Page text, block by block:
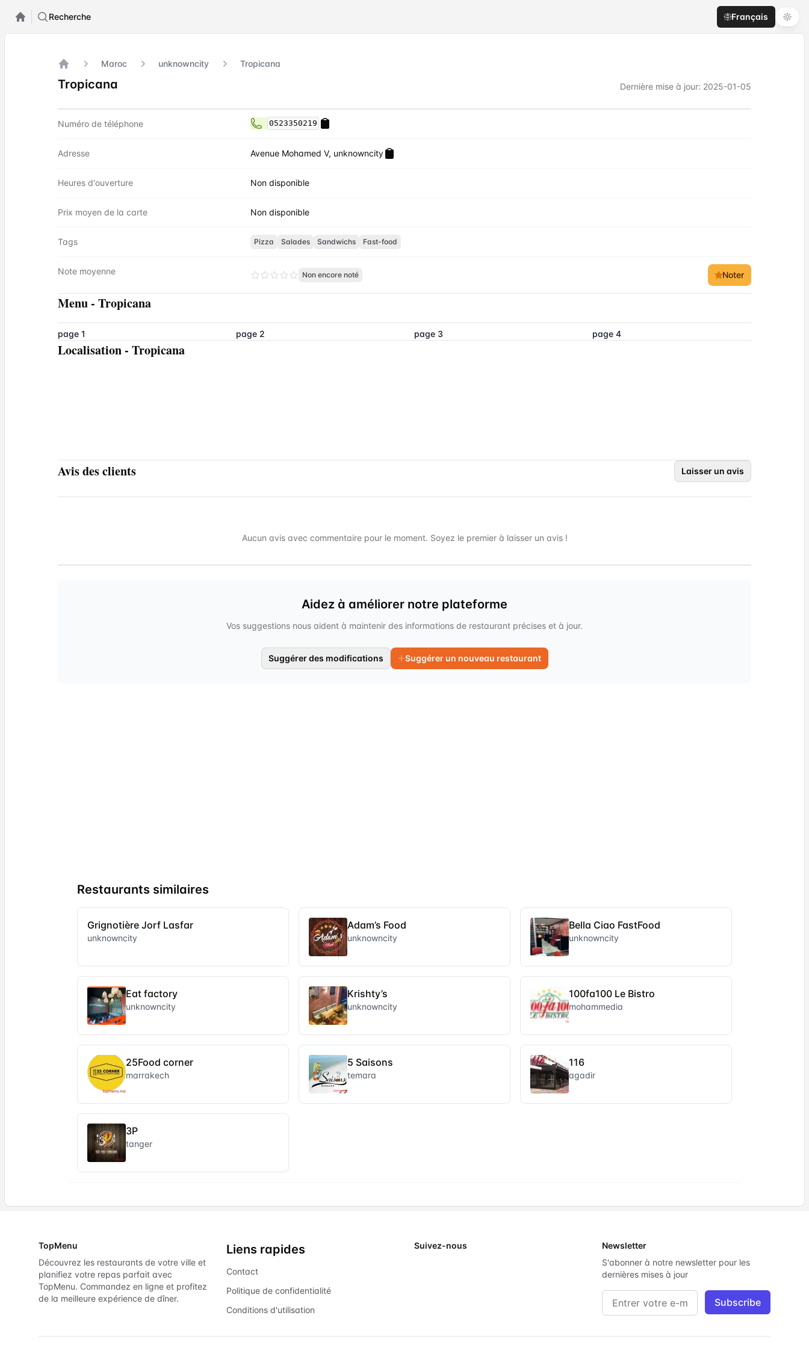
Recherche Français
Accueil
Maroc unknowncity Tropicana
Tropicana Dernière mise à jour: 2025-01-05
Contact Tropicana
Numéro de téléphone 0523350219
Adresse Avenue Mohamed V, unknowncity
Heures d'ouverture Non disponible
Prix moyen de la carte Non disponible
Tags Pizza Salades Sandwichs Fast-food
Note moyenne Non encore noté Noter
Menu- Tropicana
page 1 page 2 page 3 page 4
Localisation- Tropicana
Avis des clients Laisser un avis
Aucun avis avec commentaire pour le moment. Soyez le premier à laisser un avis !
Aidez à améliorer notre plateforme
Vos suggestions nous aident à maintenir des informations de restaurant précises et à jour.
Suggérer des modifications Suggérer un nouveau restaurant
Restaurants similaires
Grignotière Jorf Lasfar
unknowncity
Adam’s Food
unknowncity
Bella Ciao FastFood
unknowncity
Eat factory
unknowncity
Krishty’s
unknowncity
100fa100 Le Bistro
mohammedia
25Food corner
marrakech
5 Saisons
temara
116
agadir
3P
tanger
TopMenu
Découvrez les restaurants de votre ville et
planifiez votre repas parfait avec
TopMenu. Commandez en ligne et profitez
de la meilleure expérience de dîner.
Liens rapides
Contact
Politique de confidentialité
Conditions d'utilisation
Suivez-nous
Newsletter
S'abonner à notre newsletter pour les
dernières mises à jour
Adresse e-mail Subscribe